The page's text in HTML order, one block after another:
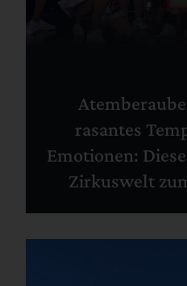
rasantes
Emotionen:
Zirkuswelt